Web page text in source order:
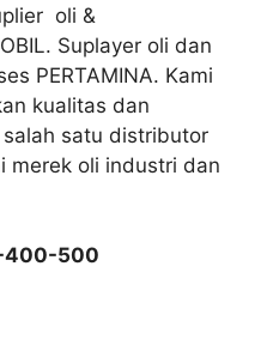
oli &
Suplayer oli dan
PERTAMINA. Kami
kualitas dan
satu distributor
merek oli industri dan
400-500